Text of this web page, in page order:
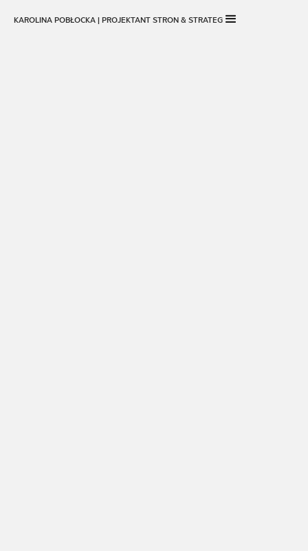
KAROLINA POBŁOCKA | PROJEKTANT STRON & STRATEG